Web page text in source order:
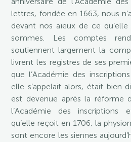
lettres, fondée en 1663, nous
devant nos aïeux de ce
sommes. Les comptes
soutiennent largement la
livrent les registres de ses
que l’Académie des
elle s’appelait alors, était bien
est devenue après la réforme
l’Académie des inscriptions
qu’elle reçoit en 1706, la
sont encore les siennes